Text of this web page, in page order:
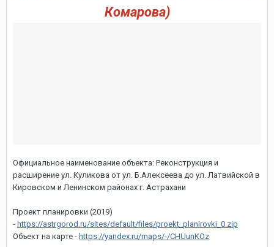
Комарова)
Официальное наименование объекта: Реконструкция и
расширение ул. Куликова от ул. Б.Алексеева до ул. Латвийской в
Кировском и Ленинском районах г. Астрахани
Проект планировки (2019)
- https://astrgorod.ru/sites/default/files/proekt_planirovki_0.zip
Объект на карте - https://yandex.ru/maps/-/CHUunKOz